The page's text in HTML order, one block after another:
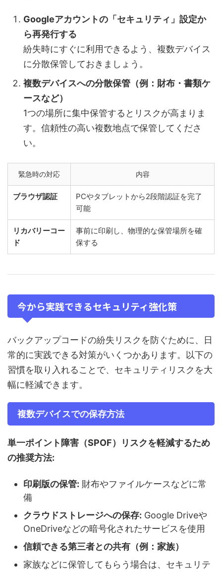
Googleアカウントの「セキュリティ」設定か
ら再発行する
紛失時にすぐに利用できるよう、複数デバイス
に分散保管しておきましょう。
複数デバイスへの分散保管（例：財布・書類ケ
ースなど）
1つの場所に集中保管するとリスクが高まりま
す。信頼性の高い複数地点で保管してくださ
い。
緊急時の対応 内容
ブラウザ認証
PCやタブレットから2段階認証を完了
可能
リカバリーコー
ド
事前に印刷し、物理的な保管場所を確
保する
今から実践できるセキュリティ強化策
バックアップコードの紛失リスクを防ぐために、日
常的に実践できる対策がいくつかあります。以下の
習慣を取り入れることで、セキュリティリスクを大
幅に軽減できます。
複数デバイスでの保存方法
単一ポイント障害（SPOF）リスクを軽減するため
の推奨方法:
印刷版の保管: 財布やファイルケースなどに常
備
クラウドストレージへの保存: Google Driveや
OneDriveなどの暗号化されたサービスを使用
信頼できる第三者との共有（例：家族）
家族などに保管してもらう場合は、セキュリテ